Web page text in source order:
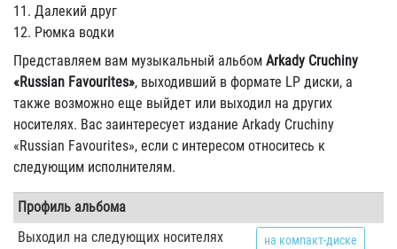
11. Далекий друг
12. Рюмка водки
Представляем вам музыкальный альбом Arkady Cruchiny
«Russian Favourites», выходивший в формате LP диски, а
также возможно еще выйдет или выходил на других
носителях. Вас заинтересует издание Arkady Cruchiny
«Russian Favourites», если с интересом относитесь к
следующим исполнителям.
Профиль альбома
Выходил на следующих носителях
на компакт-диске